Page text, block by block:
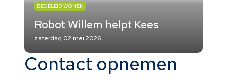
BEGELEID WONEN
Robot Willem helpt Kees
zaterdag 02 mei 2026
Contact opnemen